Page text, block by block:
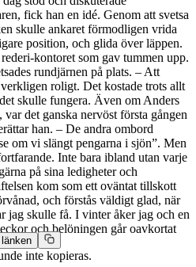
fick han en idé. Genom att svetsa
skulle ankaret förmodligen vrida
position, och glida över läppen.
kontoret som gav tummen upp.
rundjärnen på plats. – Att
roligt. Det kostade trots allt
skulle fungera. Även om Anders
det ganska nervöst första gången
han. – De andra ombord
om vi slängt pengarna i sjön”. Men
Inte bara ibland utan varje
på sina ledigheter och
kom som ett oväntat tillskott
och förstås väldigt glad, när
jag skulle få. I vinter åker jag och en
och belöningen går oavkortat
inte kopieras.